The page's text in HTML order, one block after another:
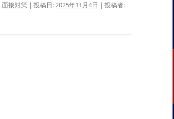
面接対策 | 投稿日:2025年11月4日 | 投稿者: